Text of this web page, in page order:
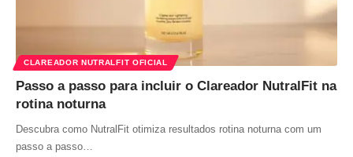
CLAREADOR NUTRALFIT OFICIAL
Passo a passo para incluir o Clareador NutralFit na
rotina noturna
Descubra como NutralFit otimiza resultados rotina noturna com um
passo a passo…